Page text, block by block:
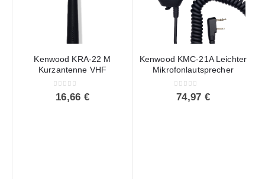
Kenwood KRA-22 M
Kurzantenne VHF
0out of 5
16,66 €
Kenwood KMC-21A Leichter
Mikrofonlautsprecher
0out of 5
74,97 €